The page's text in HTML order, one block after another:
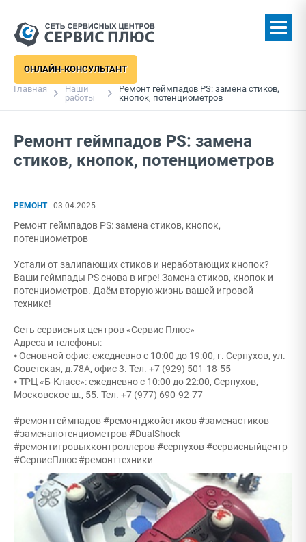
ОНЛАЙН-КОНСУЛЬТАНТ
Главная
Наши
работы
Ремонт геймпадов PS: замена стиков,
кнопок, потенциометров
Ремонт геймпадов PS: замена
стиков, кнопок, потенциометров
РЕМОНТ 03.04.2025
Ремонт геймпадов PS: замена стиков, кнопок,
потенциометров
Устали от залипающих стиков и неработающих кнопок?
Ваши геймпады PS снова в игре! Замена стиков, кнопок и
потенциометров. Даём вторую жизнь вашей игровой
технике!
Сеть сервисных центров «Сервис Плюс»
Адреса и телефоны:
⦁ Основной офис: ежедневно с 10:00 до 19:00, г. Серпухов, ул.
Советская, д.78А, офис 3. Тел. +7 (929) 501-18-55
⦁ ТРЦ «Б-Класс»: ежедневно с 10:00 до 22:00, Серпухов,
Московское ш., 55. Тел. +7 (977) 690-92-77
#ремонтгеймпадов #ремонтджойстиков #заменастиков
#заменапотенциометров #DualShock
#ремонтигровыхконтроллеров #серпухов #сервисныйцентр
#СервисПлюс #ремонттехники